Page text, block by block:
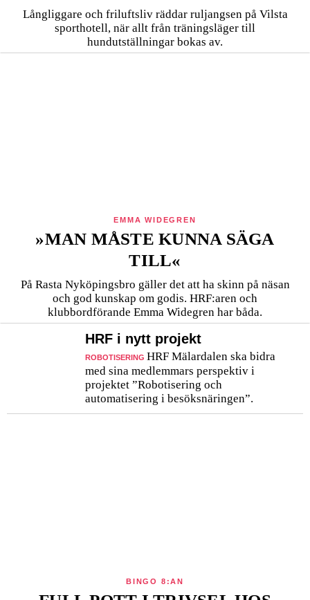
Långliggare och friluftsliv räddar ruljangsen på Vilsta
sporthotell, när allt från träningsläger till
hundutställningar bokas av.
EMMA WIDEGREN
»MAN MÅSTE KUNNA SÄGA
TILL«
På Rasta Nyköpingsbro gäller det att ha skinn på näsan
och god kunskap om godis. HRF:aren och
klubbordförande Emma Widegren har båda.
HRF i nytt projekt
ROBOTISERING HRF Mälardalen ska bidra
med sina medlemmars perspektiv i
projektet ”Robotisering och
automatisering i besöksnäringen”.
BINGO 8:AN